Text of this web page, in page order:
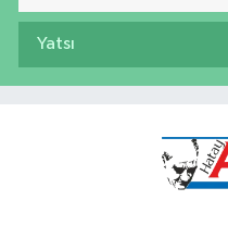
Yatsı